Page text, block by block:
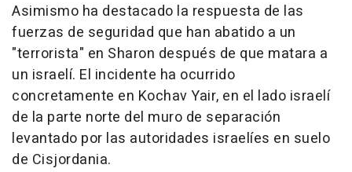
Asimismo ha destacado la respuesta de las
fuerzas de seguridad que han abatido a un
"terrorista" en Sharon después de que matara a
un israelí. El incidente ha ocurrido
concretamente en Kochav Yair, en el lado israelí
de la parte norte del muro de separación
levantado por las autoridades israelíes en suelo
de Cisjordania.